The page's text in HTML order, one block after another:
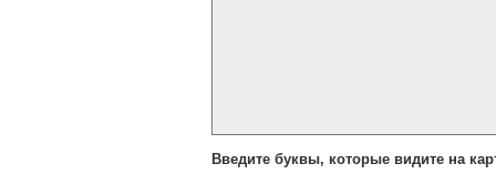
Введите буквы, которые видите на